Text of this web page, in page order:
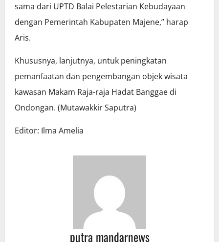
sama dari UPTD Balai Pelestarian Kebudayaan
dengan Pemerintah Kabupaten Majene,” harap
Aris.
Khususnya, lanjutnya, untuk peningkatan
pemanfaatan dan pengembangan objek wisata
kawasan Makam Raja-raja Hadat Banggae di
Ondongan. (Mutawakkir Saputra)
Editor: Ilma Amelia
putra mandarnews